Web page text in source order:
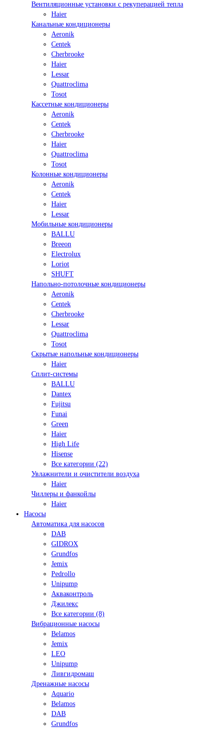
Вентиляционные установки с рекуперацией тепла
Haier
Канальные кондиционеры
Aeronik
Centek
Cherbrooke
Haier
Lessar
Quattroclima
Tosot
Кассетные кондиционеры
Aeronik
Centek
Cherbrooke
Haier
Quattroclima
Tosot
Колонные кондиционеры
Aeronik
Centek
Haier
Lessar
Мобильные кондиционеры
BALLU
Breeon
Electrolux
Loriot
SHUFT
Напольно-потолочные кондиционеры
Aeronik
Centek
Cherbrooke
Lessar
Quattroclima
Tosot
Скрытые напольные кондиционеры
Haier
Сплит-системы
BALLU
Dantex
Fujitsu
Funai
Green
Haier
High Life
Hisense
Все категории (22)
Увлажнители и очистители воздуха
Haier
Чиллеры и фанкойлы
Haier
Насосы
Автоматика для насосов
DAB
GIDROX
Grundfos
Jemix
Pedrollo
Unipump
Акваконтроль
Джилекс
Все категории (8)
Вибрационные насосы
Belamos
Jemix
LEO
Unipump
Ливгидромаш
Дренажные насосы
Aquario
Belamos
DAB
Grundfos